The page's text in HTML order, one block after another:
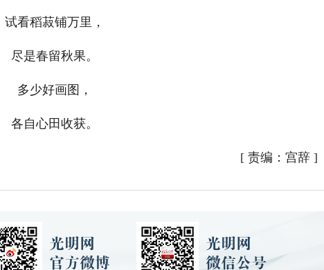
试看稻菽铺万里，
尽是春留秋果。
多少好画图，
各自心田收获。
[ 责编：宫辞]